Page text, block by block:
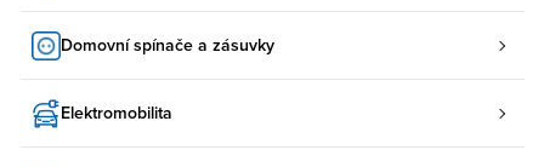
Domovní spínače a zásuvky
Elektromobilita